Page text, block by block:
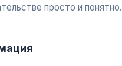
просто и понятно.